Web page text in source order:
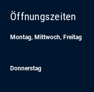
Öffnungszeiten
Montag, Mittwoch, Freitag
Donnerstag